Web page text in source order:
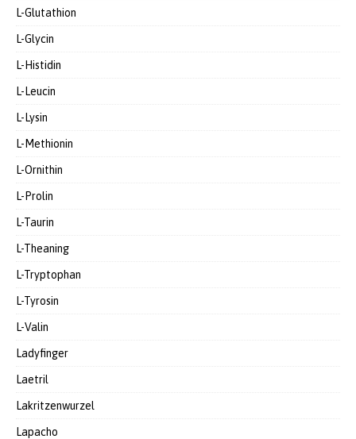
L-Glutathion
L-Glycin
L-Histidin
L-Leucin
L-Lysin
L-Methionin
L-Ornithin
L-Prolin
L-Taurin
L-Theaning
L-Tryptophan
L-Tyrosin
L-Valin
Ladyfinger
Laetril
Lakritzenwurzel
Lapacho